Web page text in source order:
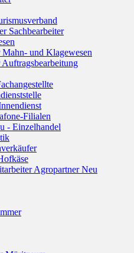
Sachbearbeiter
Mahn- und Klagewesen
Auftragsbearbeitung
Filialen
- Einzelhandel
Agropartner Neu